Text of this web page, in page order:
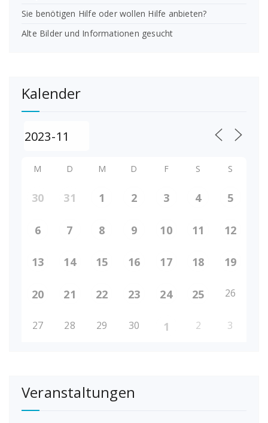
Sie benötigen Hilfe oder wollen Hilfe anbieten?
Alte Bilder und Informationen gesucht
Kalender
M D M D F S S
30 31 1 2 3 4 5
6 7 8 9 10 11 12
13 14 15 16 17 18 19
20 21 22 23 24 25 26
27 28 29 30 1 2 3
Veranstaltungen